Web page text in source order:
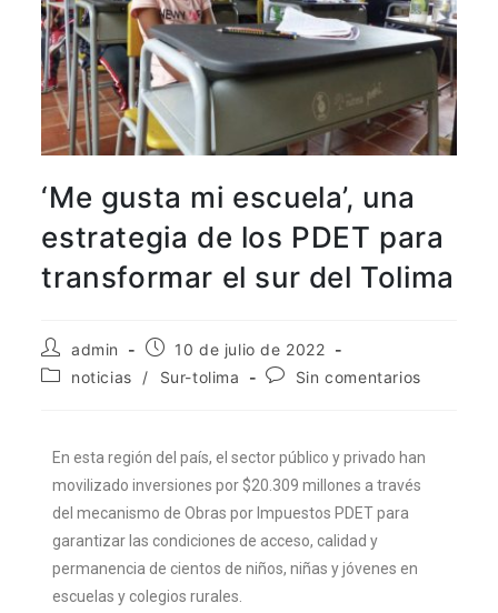
acceder directamente haciendo clic
aquí.
Por lo tanto, este sitio web
únicamente servirá como repositorio
de 2026.
‘Me gusta mi escuela’, una
estrategia de los PDET para
transformar el sur del Tolima
admin
10 de julio de 2022
noticias
/ Sur-tolima Sin comentarios
En esta región del país, el sector público y privado han
movilizado inversiones por $20.309 millones a través
del mecanismo de Obras por Impuestos PDET para
garantizar las condiciones de acceso, calidad y
permanencia de cientos de niños, niñas y jóvenes en
escuelas y colegios rurales.